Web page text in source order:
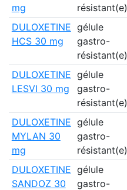
mg
résistant(e)
DULOXETINE
HCS 30 mg
gélule
gastro-
résistant(e)
DULOXETINE
LESVI 30 mg
gélule
gastro-
résistant(e)
DULOXETINE
MYLAN 30
mg
gélule
gastro-
résistant(e)
DULOXETINE
SANDOZ 30
gélule
gastro-